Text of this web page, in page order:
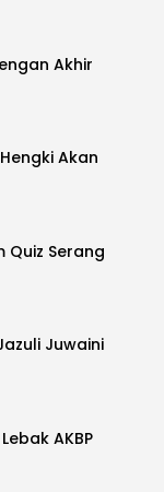
Akhir
Akan
Quiz Serang
Juwaini
AKBP